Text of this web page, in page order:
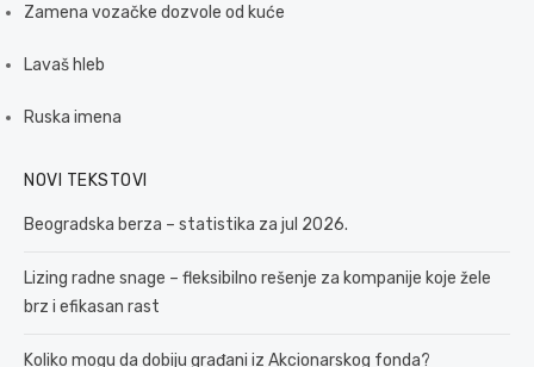
Zamena vozačke dozvole od kuće
Lavaš hleb
Ruska imena
NOVI TEKSTOVI
Beogradska berza – statistika za jul 2026.
Lizing radne snage – fleksibilno rešenje za kompanije koje žele
brz i efikasan rast
Koliko mogu da dobiju građani iz Akcionarskog fonda?